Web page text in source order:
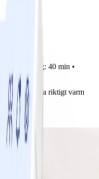
Tillagning: 40 min •
att servera riktigt varm
tillbehör.